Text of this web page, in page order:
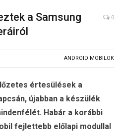
a Samsung
0
ANDROID MOBILOK
értesülések a
újabban a készülék
Habár a korábbi
fejlettebb előlapi modullal